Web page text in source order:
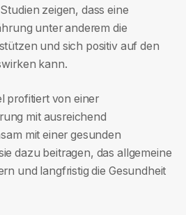
zeigen, dass eine
unter anderem die
und sich positiv auf den
kann.
profitiert von einer
mit ausreichend
mit einer gesunden
dazu beitragen, das allgemeine
und langfristig die Gesundheit